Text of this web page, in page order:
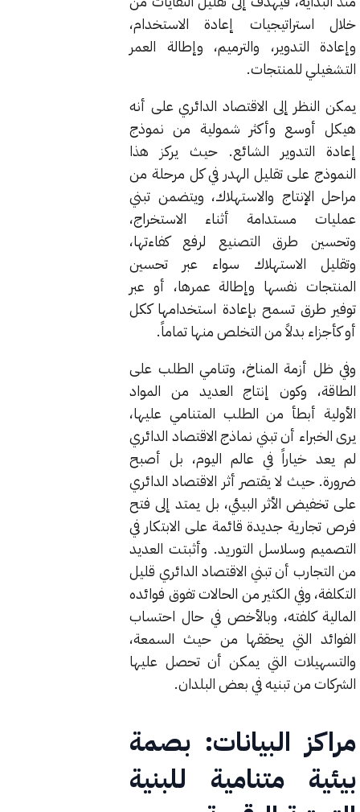
خلال استراتيجيات إعادة الاستخدام،
وإعادة التدوير، والترميم، وإطالة العمر
التشغيلي للمنتجات.
يمكن النظر إلى الاقتصاد الدائري على أنه
هيكل أوسع وأكثر شمولية من نموذج
إعادة التدوير الشائع. حيث يركز هذا
النموذج على تقليل الهدر في كل مرحلة من
مراحل الإنتاج والاستهلاك، ويتضمن تبني
عمليات مستدامة أثناء الاستخراج،
وتحسين طرق التصنيع لرفع كفاءتها،
وتقليل الاستهلاك سواء عبر تحسين
المنتجات نفسها وإطالة عمرها، أو عبر
توفير طرق تسمح بإعادة استخدامها ككل
أو كأجزاء بدلاً من التخلص منها تماماً.
وفي ظل أزمة المناخ، وتنامي الطلب على
الطاقة، وكون إنتاج العديد من المواد
الأولية أبطأ من الطلب المتنامي عليها،
يرى الخبراء أن تبني نماذج الاقتصاد الدائري
لم يعد خياراً في عالم اليوم، بل أصبح
ضرورة. حيث لا يقتصر أثر الاقتصاد الدائري
على تخفيض الأثر البيئي، بل يمتد إلى فتح
فرص تجارية جديدة قائمة على الابتكار في
التصميم وسلاسل التوريد. وأثبتت العديد
من التجارب أن تبني الاقتصاد الدائري قليل
التكلفة، وفي الكثير من الحالات تفوق فوائده
المالية كلفته، وبالأخص في حال احتساب
الفوائد التي يحققها من حيث السمعة،
والتسهيلات التي يمكن أن تحصل عليها
الشركات من تبنيه في بعض البلدان.
مراكز البيانات: بصمة
بيئية متنامية للبنية